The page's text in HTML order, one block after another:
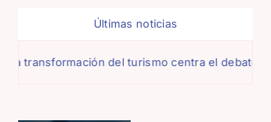
Últimas noticias
del turismo centra el debate de la